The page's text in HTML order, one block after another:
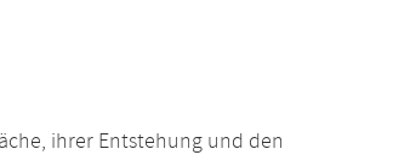
ihrer Entstehung und den